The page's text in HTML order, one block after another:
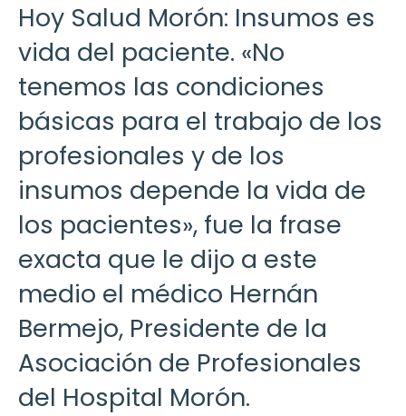
Hoy Salud Morón: Insumos es
vida del paciente. «No
tenemos las condiciones
básicas para el trabajo de los
profesionales y de los
insumos depende la vida de
los pacientes», fue la frase
exacta que le dijo a este
medio el médico Hernán
Bermejo, Presidente de la
Asociación de Profesionales
del Hospital Morón.